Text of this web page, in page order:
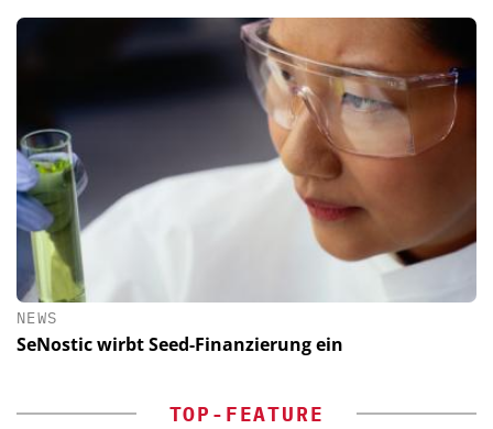
NEWS
SeNostic wirbt Seed-Finanzierung ein
TOP-FEATURE